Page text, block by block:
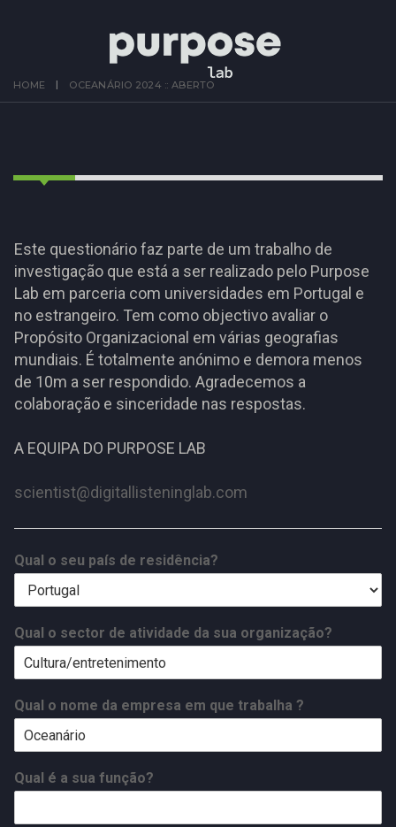
HOME OCEANÁRIO 2024 :: ABERTO
Este questionário faz parte de um trabalho de
investigação que está a ser realizado pelo Purpose
Lab em parceria com universidades em Portugal e
no estrangeiro. Tem como objectivo avaliar o
Propósito Organizacional em várias geografias
mundiais. É totalmente anónimo e demora menos
de 10m a ser respondido. Agradecemos a
colaboração e sinceridade nas respostas.
A EQUIPA DO PURPOSE LAB
scientist@digitallisteninglab.com
Qual o seu país de residência?
Qual o sector de atividade da sua organização?
Qual o nome da empresa em que trabalha ?
Qual é a sua função?